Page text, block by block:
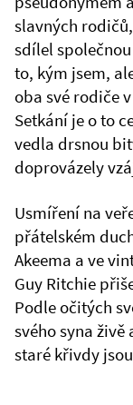
slavných
sdílel
to, kým jsem,
oba své rodiče
Setkání je o to
vedla drsnou
doprovázely
Usmíření na
přátelském
Akeema a ve
Guy Ritchie
Podle očitých
svého syna
staré křivdy